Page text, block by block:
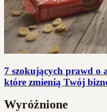
7 szokujących prawd o
które zmienią Twój
Wyróżnione